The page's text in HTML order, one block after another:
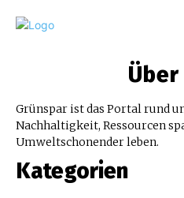
Über
Grünspar ist das Portal rund
Nachhaltigkeit, Ressourcen
Umweltschonender leben.
Kategorien